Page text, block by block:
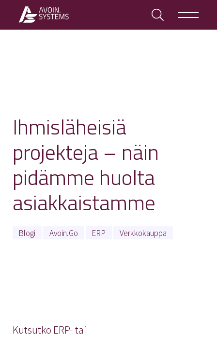
Ihmisläheisiä
projekteja – näin
pidämme huolta
asiakkaistamme
Blogi Avoin.Go ERP Verkkokauppa
Kutsutko ERP- tai